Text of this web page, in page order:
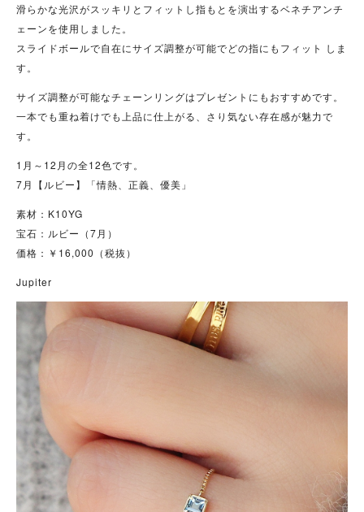
滑らかな光沢がスッキリとフィットし指もとを演出するベネチアンチ
ェーンを使用しました。
スライドボールで自在にサイズ調整が可能でどの指にもフィット しま
す。
サイズ調整が可能なチェーンリングはプレゼントにもおすすめです。
一本でも重ね着けでも上品に仕上がる、さり気ない存在感が魅力で
す。
1月～12月の全12色です。
7月【ルビー】「情熱、正義、優美」
素材：K10YG
宝石：ルビー（7月）
価格：￥16,000（税抜）
Jupiter